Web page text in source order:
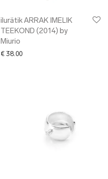
ilurätik ARRAK IMELIK
TEEKOND (2014) by
Miurio
€ 38.00